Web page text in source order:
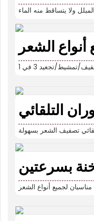
ولا يتساقط منه الماء
الشعر
تمشيط/تجعيد 3 في 1
التلقائي
بسرعتين
لجميع أنواع الشعر